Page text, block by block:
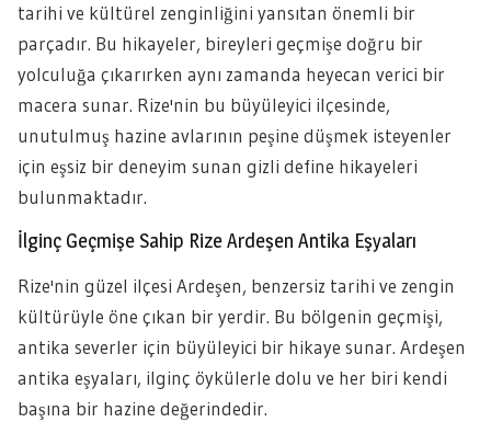
tarihi ve kültürel zenginliğini yansıtan önemli bir
parçadır. Bu hikayeler, bireyleri geçmişe doğru bir
yolculuğa çıkarırken aynı zamanda heyecan verici bir
macera sunar. Rize'nin bu büyüleyici ilçesinde,
unutulmuş hazine avlarının peşine düşmek isteyenler
için eşsiz bir deneyim sunan gizli define hikayeleri
bulunmaktadır.
İlginç Geçmişe Sahip Rize Ardeşen Antika Eşyaları
Rize'nin güzel ilçesi Ardeşen, benzersiz tarihi ve zengin
kültürüyle öne çıkan bir yerdir. Bu bölgenin geçmişi,
antika severler için büyüleyici bir hikaye sunar. Ardeşen
antika eşyaları, ilginç öykülerle dolu ve her biri kendi
başına bir hazine değerindedir.